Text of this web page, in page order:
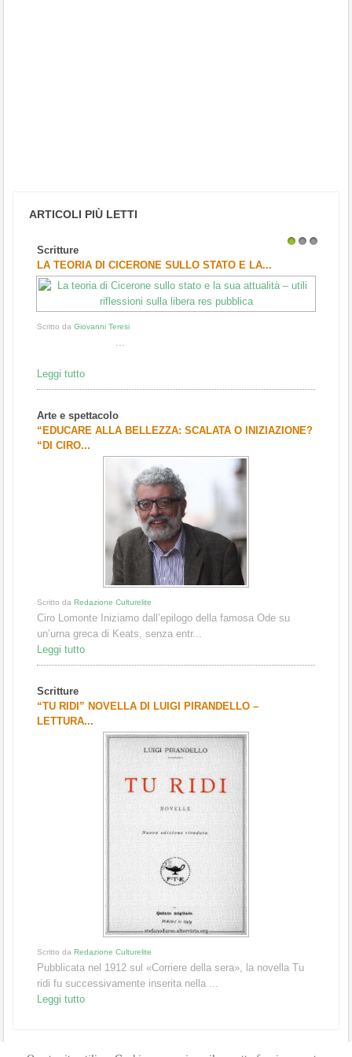
ARTICOLI PIÙ LETTI
Scritture
LA TEORIA DI CICERONE SULLO STATO E LA...
Scritto da Giovanni Teresi
Leggi tutto
Arte e spettacolo
“EDUCARE ALLA BELLEZZA: SCALATA O INIZIAZIONE?
“DI CIRO...
Scritto da Redazione Culturelite
Ciro Lomonte Iniziamo dall’epilogo della famosa Ode su
un’urna greca di Keats, senza entr...
Leggi tutto
Scritture
“TU RIDI” NOVELLA DI LUIGI PIRANDELLO –
LETTURA...
Scritto da Redazione Culturelite
Pubblicata nel 1912 sul «Corriere della sera», la novella Tu
ridi fu successivamente inserita nella ...
Leggi tutto